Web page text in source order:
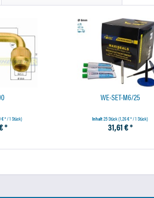
€ * / 1 Stück)
*
WE-SET-M6/25
Inhalt25 Stück(1,26 € * / 1 Stück)
31,61 € *